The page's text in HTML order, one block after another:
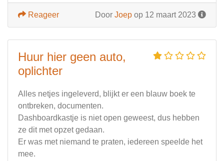
Door Joep op 12 maart 2023
Reageer
Huur hier geen auto,
oplichter
Alles netjes ingeleverd, blijkt er een blauw boek te
ontbreken, documenten.
Dashboardkastje is niet open geweest, dus hebben
ze dit met opzet gedaan.
Er was met niemand te praten, iedereen speelde het
mee.